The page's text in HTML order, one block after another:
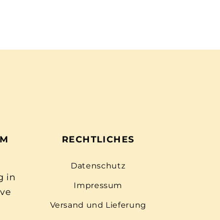
in
RECHTLICHES
Datenschutz
Impressum
Versand und Lieferung